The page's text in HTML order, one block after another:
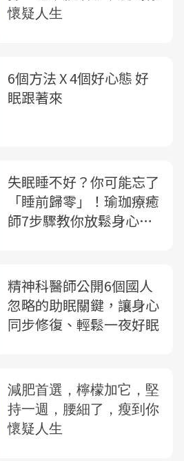
6個方法 X 4個好心態 好
眠跟著來
失眠睡不好？你可能忘了
「睡前歸零」！瑜珈療癒
師7步驟教你放鬆身心好
精神科醫師公開6個國人
忽略的助眠關鍵，讓身心
同步修復、輕鬆一夜好眠